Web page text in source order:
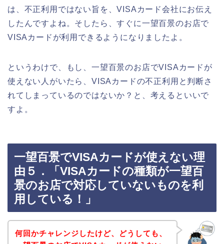
は、不正利用ではない旨を、VISAカード会社にお伝え
したんですよね。そしたら、すぐに一望百景のお店で
VISAカードが利用できるようになりましたよ。
というわけで、もし、一望百景のお店でVISAカードが
使えない人がいたら、VISAカードの不正利用と判断さ
れてしまっているのではないか？と、考えるといいで
すよ。
一望百景でVISAカードが使えない理
由５．「VISAカードの種類が一望百
景のお店で対応していないものを利
用している！」
何回かチャレンジしたけど、どうしても、